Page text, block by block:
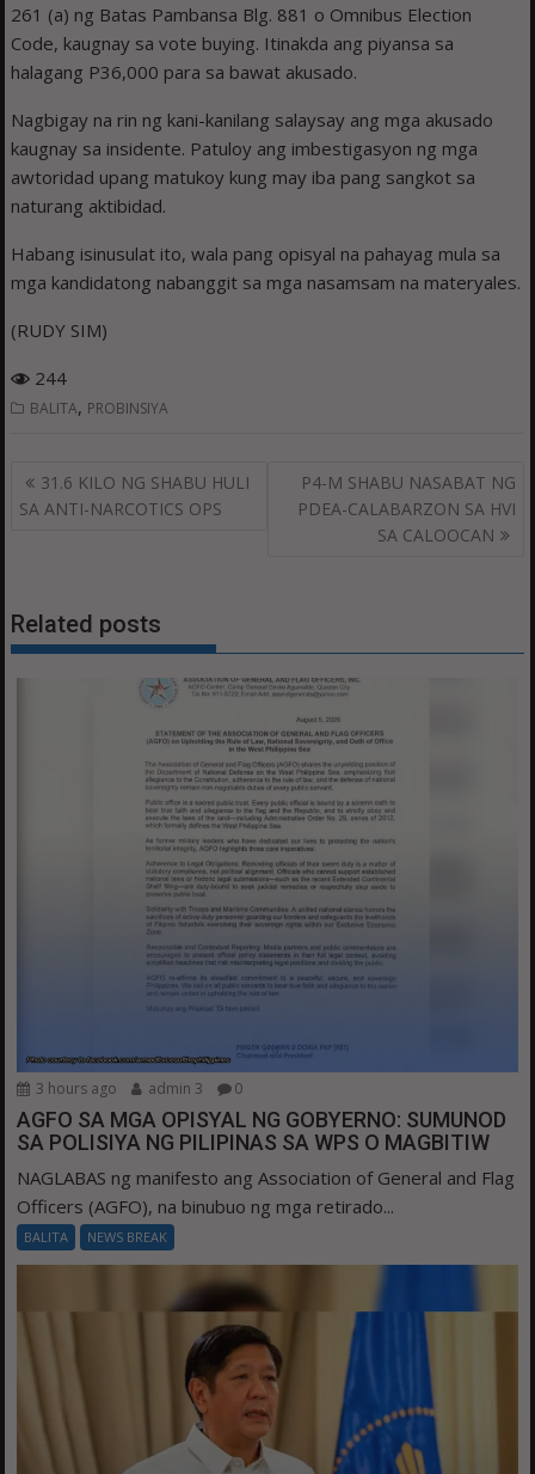
261 (a) ng Batas Pambansa Blg. 881 o Omnibus Election
Code, kaugnay sa vote buying. Itinakda ang piyansa sa
halagang P36,000 para sa bawat akusado.
Nagbigay na rin ng kani-kanilang salaysay ang mga akusado
kaugnay sa insidente. Patuloy ang imbestigasyon ng mga
awtoridad upang matukoy kung may iba pang sangkot sa
naturang aktibidad.
Habang isinusulat ito, wala pang opisyal na pahayag mula sa
mga kandidatong nabanggit sa mga nasamsam na materyales.
(RUDY SIM)
244
BALITA, PROBINSIYA
Post
navigation
31.6 KILO NG SHABU HULI
SA ANTI-NARCOTICS OPS
P4-M SHABU NASABAT NG
PDEA-CALABARZON SA HVI
SA CALOOCAN
Related posts
3 hours ago admin 3 0
AGFO SA MGA OPISYAL NG GOBYERNO: SUMUNOD
SA POLISIYA NG PILIPINAS SA WPS O MAGBITIW
NAGLABAS ng manifesto ang Association of General and Flag
Officers (AGFO), na binubuo ng mga retirado...
BALITA NEWS BREAK